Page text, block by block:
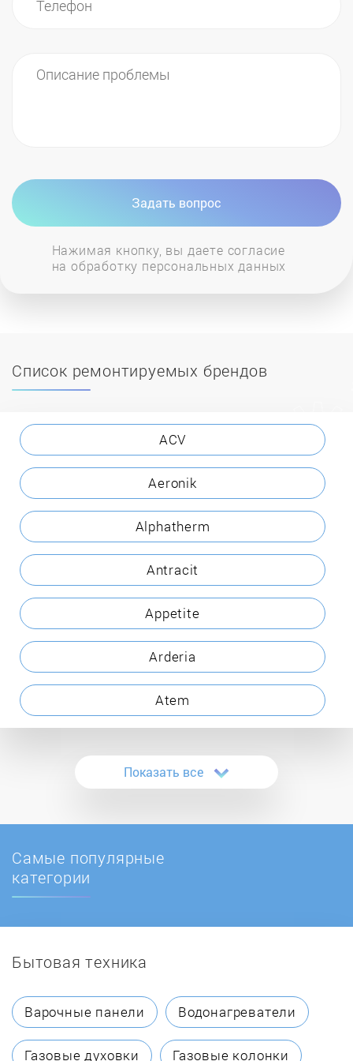
Задать вопрос
Нажимая кнопку, вы даете согласие
на обработку персональных данных
Список ремонтируемых брендов
ACV
Aeronik
Alphatherm
Antracit
Appetite
Arderia
Atem
ATON
Ballu
BAXI
Beretta
Показать все
Самые популярные
категории
Бытовая техника
Варочные панели Водонагреватели
Газовые духовки Газовые колонки